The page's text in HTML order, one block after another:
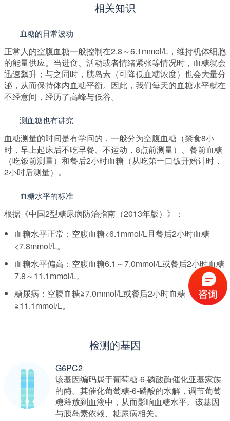
相关知识
血糖的日常波动
正常人的空腹血糖一般控制在2.8～6.1mmol/L，维持机体细胞
的能量供应。当进食、活动或者情绪紧张等情况时，血糖就会
迅速飙升；与之同时，胰岛素（可降低血糖浓度）也会大量分
泌，从而保持体内血糖平衡。因此，我们每天的血糖水平就在
不经意间，经历了高峰与低谷。
测血糖也有讲究
血糖测量的时间是有学问的，一般分为空腹血糖（禁食8小
时，早上起床后不吃早餐、不运动，8点前测量）、餐前血糖
（吃饭前测量）和餐后2小时血糖（从吃第一口饭开始计时，
2小时后测量）。
血糖水平的标准
根据《中国2型糖尿病防治指南（2013年版）》：
血糖水平正常：空腹血糖<6.1mmol/L且餐后2小时血糖
<7.8mmol/L。
血糖水平偏高：空腹血糖6.1～7.0mmol/L或餐后2小时血糖
7.8～11.1mmol/L。
糖尿病：空腹血糖≧7.0mmol/L或餐后2小时血糖
≧11.1mmol/L。
检测的基因
G6PC2
该基因编码属于葡萄糖-6-磷酸酶催化亚基家族
的酶。其催化葡萄糖-6-磷酸的水解，调节葡萄
糖释放到血液中，从而影响血糖水平。该基因
与胰岛素依赖、糖尿病相关。